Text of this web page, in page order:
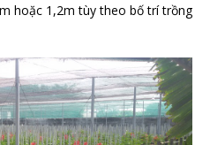
hoặc 1,2m tùy theo bố trí trồng